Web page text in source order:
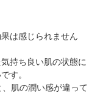
は感じられません
持ち良い肌の状態に
す。
肌の潤い感が違って